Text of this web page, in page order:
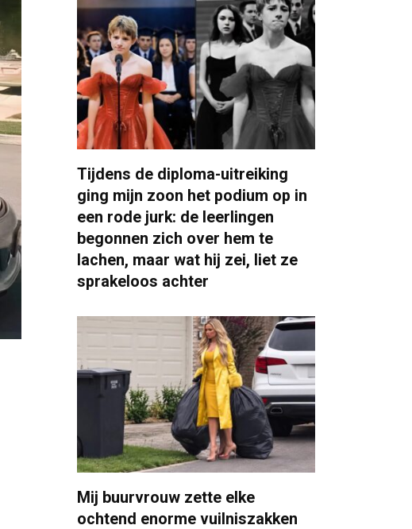
Tijdens de diploma-uitreiking
ging mijn zoon het podium op in
een rode jurk: de leerlingen
begonnen zich over hem te
lachen, maar wat hij zei, liet ze
sprakeloos achter
Mij buurvrouw zette elke
ochtend enorme vuilniszakken